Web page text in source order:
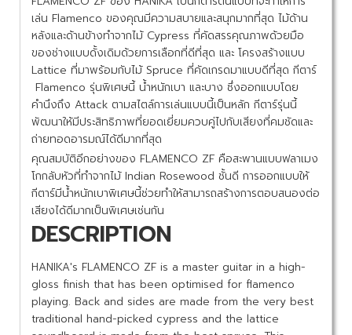
เล่น Flamenco ของคุณมีความสบายและสนุกมากที่สุด ไม้ด้าน
หลังและด้านข้างทำจากไม้ Cypress ที่คัดสรรคุณภาพด้วยมือ
ของช่างแบบดั้งเดิมด้วยการเลือกที่ดีที่สุด และ โครงสร้างแบบ
Lattice ที่มาพร้อมกับไม้ Spruce ที่คัดเกรดมาแบบดีที่สุด กีตาร์
Flamenco รุ่นพิเศษนี้ น้ำหนักเบา และบาง ซึ่งออกแบบโดย
คำนึงถึง Attack ตามสไตล์การเล่นแบบนี้เป็นหลัก กีตาร์รุ่นนี้
พัฒนาให้มีประสิทธิภาพที่ยอดเยี่ยมควบคู่ไปกับเสียงที่คมชัดและ
ถ่ายทอดอารมณ์ได้ดีมากที่สุด
คุณสมบัติอีกอย่างของ FLAMENCO ZF คือสะพานแบบฟลาเมง
โกกลับหัวที่ทำจากไม้ Indian Rosewood ชั้นดี การออกแบบให้
กีตาร์มีน้ำหนักเบาพิเศษนี้ช่วยทำให้สามารถสร้างการตอบสนองต่อ
เสียงได้ดีมากเป็นพิเศษเช่นกัน
DESCRIPTION
HANIKA's FLAMENCO ZF is a master guitar in a high-
gloss finish that has been optimised for flamenco
playing. Back and sides are made from the very best
traditional hand-picked cypress and the lattice